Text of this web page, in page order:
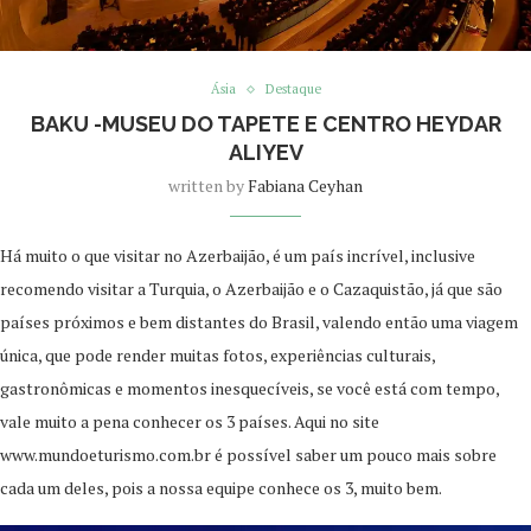
Ásia Destaque
BAKU -MUSEU DO TAPETE E CENTRO HEYDAR
ALIYEV
written byFabiana Ceyhan
Há muito o que visitar no Azerbaijão, é um país incrível, inclusive
recomendo visitar a Turquia, o Azerbaijão e o Cazaquistão, já que são
países próximos e bem distantes do Brasil, valendo então uma viagem
única, que pode render muitas fotos, experiências culturais,
gastronômicas e momentos inesquecíveis, se você está com tempo,
vale muito a pena conhecer os 3 países. Aqui no site
www.mundoeturismo.com.br é possível saber um pouco mais sobre
cada um deles, pois a nossa equipe conhece os 3, muito bem.